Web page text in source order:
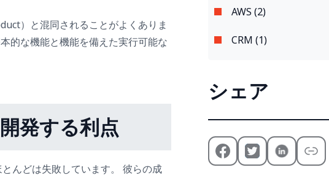
）と混同されることがよくありま
的な機能と機能を備えた実行可能な
発する利点
んどは失敗しています。 彼らの成
AWS (2)
CRM (1)
シェア